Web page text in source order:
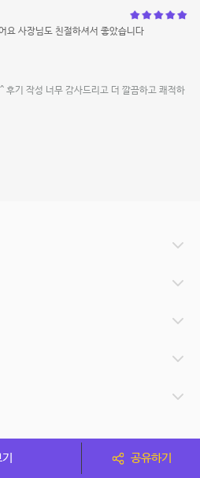
요 사장님도 친절하셔서 좋았습니다
후기 작성 너무 감사드리고 더 깔끔하고 쾌적하
공유하기